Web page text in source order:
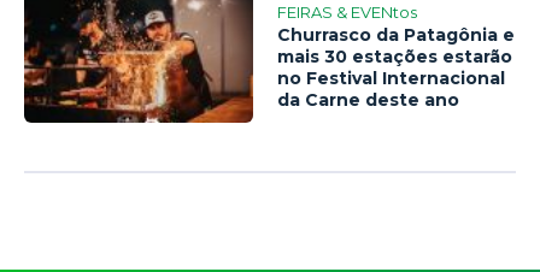
FEIRAS & EVENtos
Churrasco da Patagônia e
mais 30 estações estarão
no Festival Internacional
da Carne deste ano